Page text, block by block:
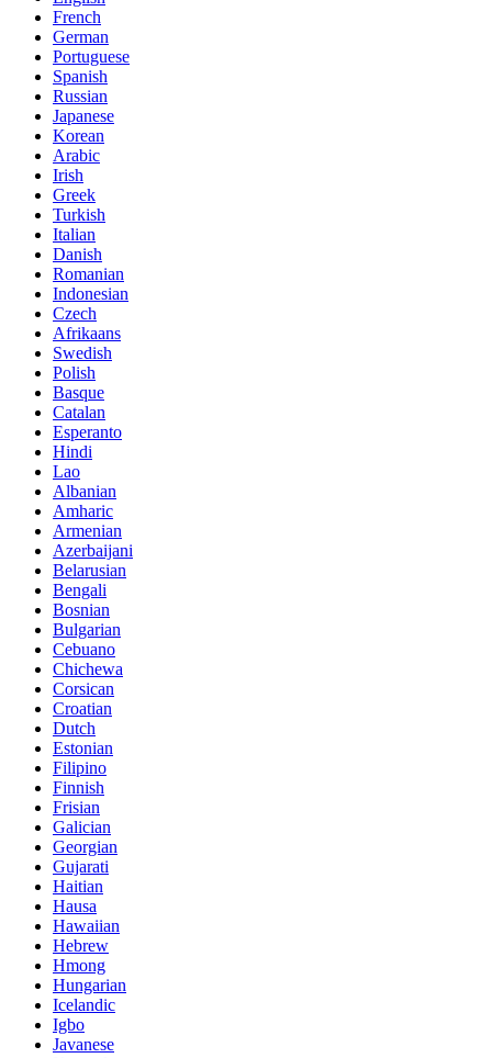
French
German
Portuguese
Spanish
Russian
Japanese
Korean
Arabic
Irish
Greek
Turkish
Italian
Danish
Romanian
Indonesian
Czech
Afrikaans
Swedish
Polish
Basque
Catalan
Esperanto
Hindi
Lao
Albanian
Amharic
Armenian
Azerbaijani
Belarusian
Bengali
Bosnian
Bulgarian
Cebuano
Chichewa
Corsican
Croatian
Dutch
Estonian
Filipino
Finnish
Frisian
Galician
Georgian
Gujarati
Haitian
Hausa
Hawaiian
Hebrew
Hmong
Hungarian
Icelandic
Igbo
Javanese